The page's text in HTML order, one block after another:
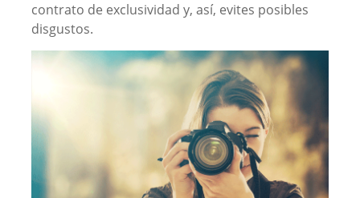
contrato de exclusividad y, así, evites posibles
disgustos.